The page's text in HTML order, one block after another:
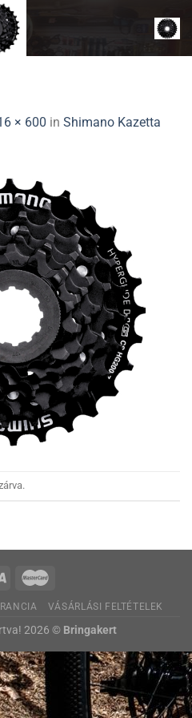
× 600 in Shimano Kazetta
VÁSÁRLÁSI FELTÉTELEK
2026 © Bringakert